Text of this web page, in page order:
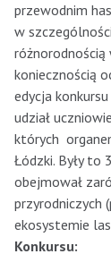
przewodnim
w
koniecznością
edycja
udział
których
Łódzki. Były to
obejmował
przyrodniczych
ekosystemie
Konkursu: